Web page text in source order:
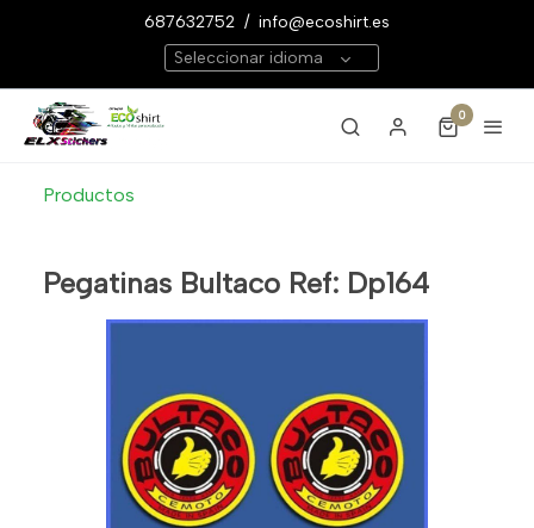
687632752 / info@ecoshirt.es
Seleccionar idioma
0
Productos
Pegatinas Bultaco Ref: Dp164